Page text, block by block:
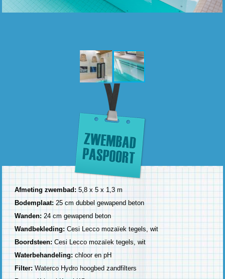
Afmeting zwembad:5,8 x 5 x 1,3 m
Bodemplaat:25 cm dubbel gewapend beton
Wanden:24 cm gewapend beton
Wandbekleding:Cesi Lecco mozaïek tegels, wit
Boordsteen:Cesi Lecco mozaïek tegels, wit
Waterbehandeling:chloor en pH
Filter: Waterco Hydro hoogbed zandfilters